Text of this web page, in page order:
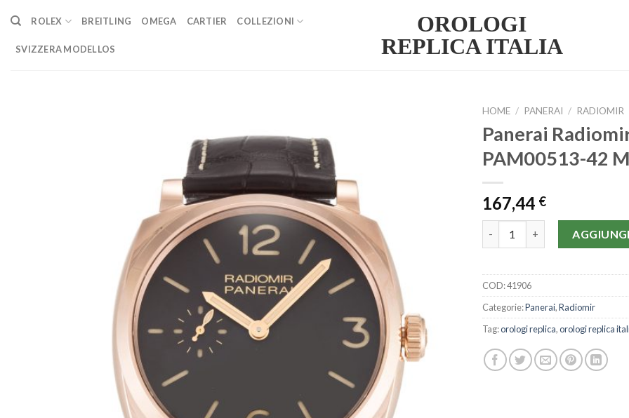
content
OROLOGI
REPLICA ITALIA
ROLEX BREITLING OMEGA CARTIER COLLEZIONI
SVIZZERA MODELLOS
HOME / PANERAI / RADIOMIR
Panerai
PAM00513-42
167,44 €
COD:41906
Categorie:Panerai,Radiomir
Tag:orologi replica,orologi replica